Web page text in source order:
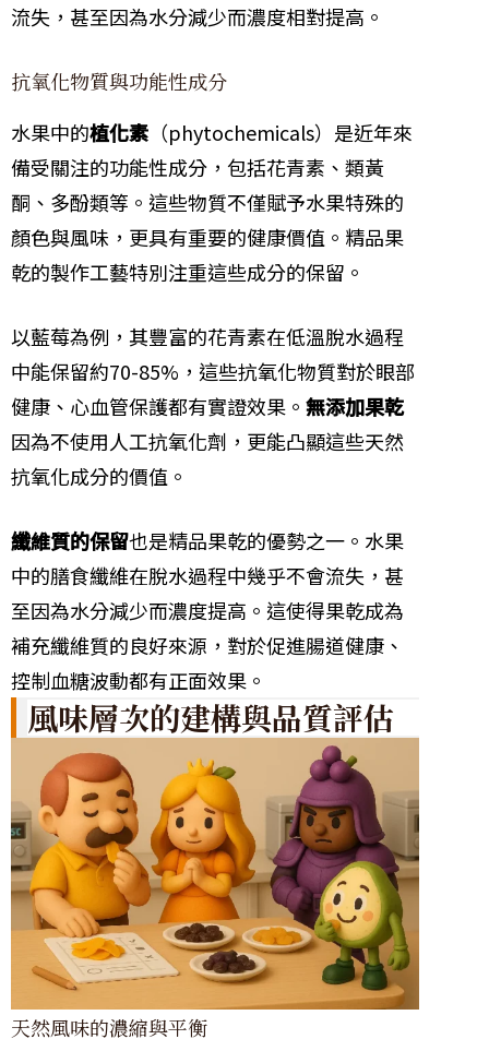
流失，甚至因為水分減少而濃度相對提高。
抗氧化物質與功能性成分
水果中的植化素 （phytochemicals）是近年來
備受關注的功能性成分，包括花青素、類黃
酮、多酚類等。這些物質不僅賦予水果特殊的
顏色與風味，更具有重要的健康價值。精品果
乾的製作工藝特別注重這些成分的保留。
以藍莓為例，其豐富的花青素在低溫脫水過程
中能保留約70-85%，這些抗氧化物質對於眼部
健康、心血管保護都有實證效果。 無添加果乾
因為不使用人工抗氧化劑，更能凸顯這些天然
抗氧化成分的價值。
纖維質的保留也是精品果乾的優勢之一。水果
中的膳食纖維在脫水過程中幾乎不會流失，甚
至因為水分減少而濃度提高。這使得果乾成為
補充纖維質的良好來源，對於促進腸道健康、
控制血糖波動都有正面效果。
風味層次的建構與品質評估
天然風味的濃縮與平衡